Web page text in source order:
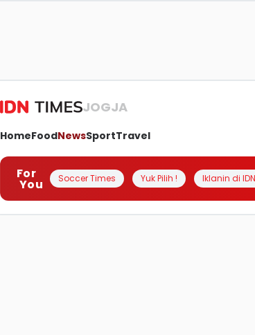
JOGJA
HomeFoodNewsSportTravel
For
You Soccer Times Yuk Pilih ! Iklanin di IDN